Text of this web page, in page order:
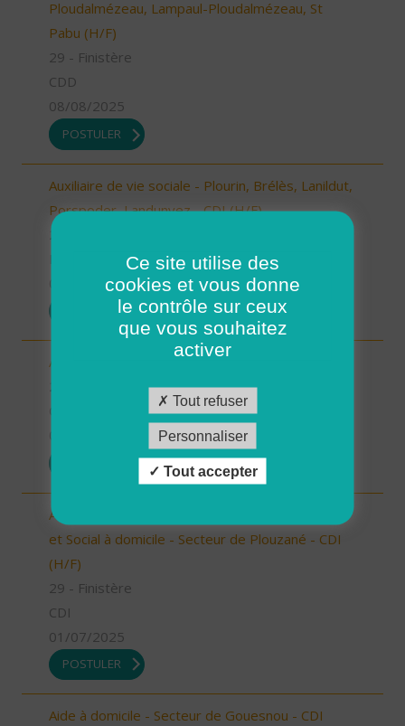
Ploudalmézeau, Lampaul-Ploudalmézeau, St
Pabu (H/F)
29 - Finistère
CDD
08/08/2025
POSTULER
Auxiliaire de vie sociale - Plourin, Brélès, Lanildut,
Porspoder, Landunvez - CDI (H/F)
Possibilité de CDI ou CDD
08/08/2025
POSTULER
Aide à domicile - Secteur de Guilers - CDI (H/F)
Auxiliaire de Vie Sociale/Accompagnant Educatif
et Social à domicile - Secteur de Plouzané - CDI
(H/F)
29 - Finistère
CDI
01/07/2025
POSTULER
Aide à domicile - Secteur de Gouesnou - CDI
Ce site utilise des
cookies et vous donne
le contrôle sur ceux
que vous souhaitez
activer
Tout refuser
Personnaliser
Tout accepter